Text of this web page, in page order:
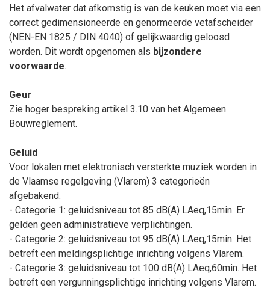
Het afvalwater dat afkomstig is van de keuken moet via een
correct gedimensioneerde en genormeerde vetafscheider
(NEN-EN 1825 / DIN 4040) of gelijkwaardig geloosd
worden. Dit wordt opgenomen als bijzondere
voorwaarde.
Geur
Zie hoger bespreking artikel 3.10 van het Algemeen
Bouwreglement.
Geluid
Voor lokalen met elektronisch versterkte muziek worden in
de Vlaamse regelgeving (Vlarem) 3 categorieën
afgebakend:
- Categorie 1: geluidsniveau tot 85 dB(A) LAeq,15min. Er
gelden geen administratieve verplichtingen.
- Categorie 2: geluidsniveau tot 95 dB(A) LAeq,15min. Het
betreft een meldingsplichtige inrichting volgens Vlarem.
- Categorie 3: geluidsniveau tot 100 dB(A) LAeq,60min. Het
betreft een vergunningsplichtige inrichting volgens Vlarem.